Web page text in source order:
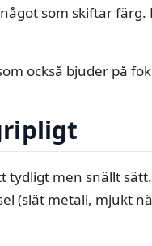
som skiftar
också bjuder på
tydligt men snällt
(slät metall, mjukt